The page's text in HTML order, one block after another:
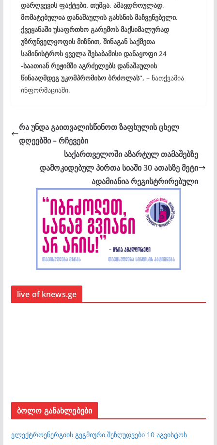
დარღვევის ფაქტები. თუმცა, ამავდროულად,
მომატებულია დანაშაულის გახსნის მაჩვენებელი.
ქვეყანაში უსაფრთხო გარემოს მაქსიმალურად
უზრუნველყოფის მიზნით, შინაგან საქმეთა
სამინისტროს ყველა შესაბამისი დანაყოფი 24
-საათიან რეჟიმში აგრძელებს დანაშაულის
წინააღმდეგ უკომპრომისო ბრძოლას“, – ნათქვამია
ინფორმაციაში.
რა უნდა გაითვალისწინოთ ზაფხულის ცხელ
დღეებში – რჩევები
საქართველოში აზარტულ თამაშებზე
დამოკიდებულ პირთა სიაში 30 ათასზე მეტი
ადამიანია რეგისტრირებული
live of knews.ge
ბოლო განახლებები
ელექტროენერგიის გეგმიური შეზღუდვები 10 აგვისტოს